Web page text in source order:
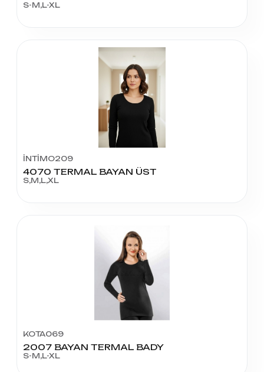
S-M,L-XL
İNTİMO209
4070 TERMAL BAYAN ÜST
S,M,L,XL
KOTA069
2007 BAYAN TERMAL BADY
S-M,L-XL